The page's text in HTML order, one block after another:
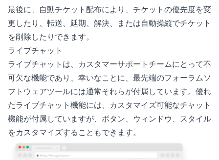
最後に、自動チケット配布により、チケットの優先度を変
更したり、転送、延期、解決、または自動操縦でチケット
を削除したりできます。
ライブチャット
ライブチャットは、カスタマーサポートチームにとって不
可欠な機能であり、幸いなことに、最先端のフォーラムソ
フトウェアツールには通常それらが付属しています。優れ
たライブチャット機能には、カスタマイズ可能なチャット
機能が付属していますが、ボタン、ウィンドウ、スタイル
をカスタマイズすることもできます。